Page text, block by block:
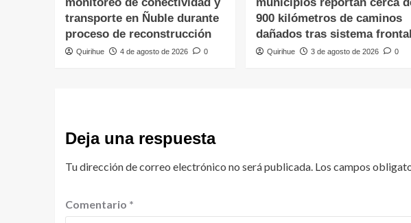
monitoreo de conectividad y
transporte en Ñuble durante
proceso de reconstrucción
Quirihue 4 de agosto de 2026 0
municipios reportan cerca
900 kilómetros de caminos
dañados tras sistema frontal
Quirihue 3 de agosto de 2026 0
Deja una respuesta
Tu dirección de correo electrónico no será publicada. Los campos
Comentario *